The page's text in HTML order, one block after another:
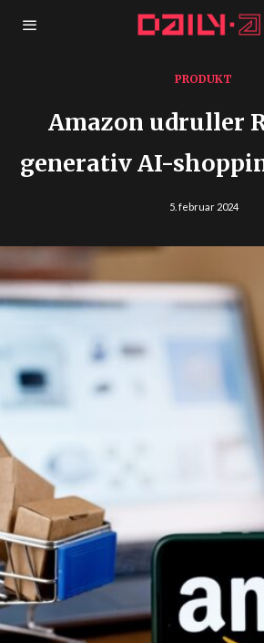
PRODUKT
Amazon udruller
generativ AI-
5. februar 2024